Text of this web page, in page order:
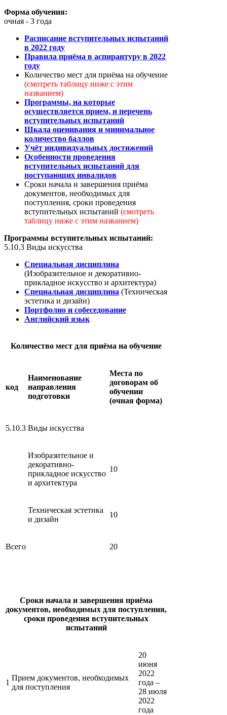
Форма обучения:
очная - 3 года
Расписание вступительных испытаний
в 2022 году
Правила приёма в аспирантуру в 2022
году
Количество мест для приёма на обучение
(смотреть таблицу ниже с этим
названием)
Программы, на которые
осуществляется прием, и перечень
вступительных испытаний
Шкала оценивания и минимальное
количество баллов
Учёт индивидуальных достижений
Особенности проведения
вступительных испытаний для
поступающих инвалидов
Сроки начала и завершения приёма
документов, необходимых для
поступления, сроки проведения
вступительных испытаний (смотреть
таблицу ниже с этим названием)
Программы вступительных испытаний:
5.10.3 Виды искусства
Специальная дисциплина
(Изобразительное и декоративно-
прикладное искусство и архитектура)
Специальная дисциплина (Техническая
эстетика и дизайн)
Портфолио и собеседование
Английский язык
Количество мест для приёма на обучение
код
Наименование
направления
подготовки
Места по
договорам об
обучении
(очная форма)
5.10.3 Виды искусства
Изобразительное и
декоративно-
прикладное искусство
и архитектура
10
Техническая эстетика
и дизайн
10
Всего 20
Сроки начала и завершения приёма
документов, необходимых для поступления,
сроки проведения вступительных
испытаний
1
Прием документов, необходимых
для поступления
20
июня
2022
года –
28 июля
2022
года